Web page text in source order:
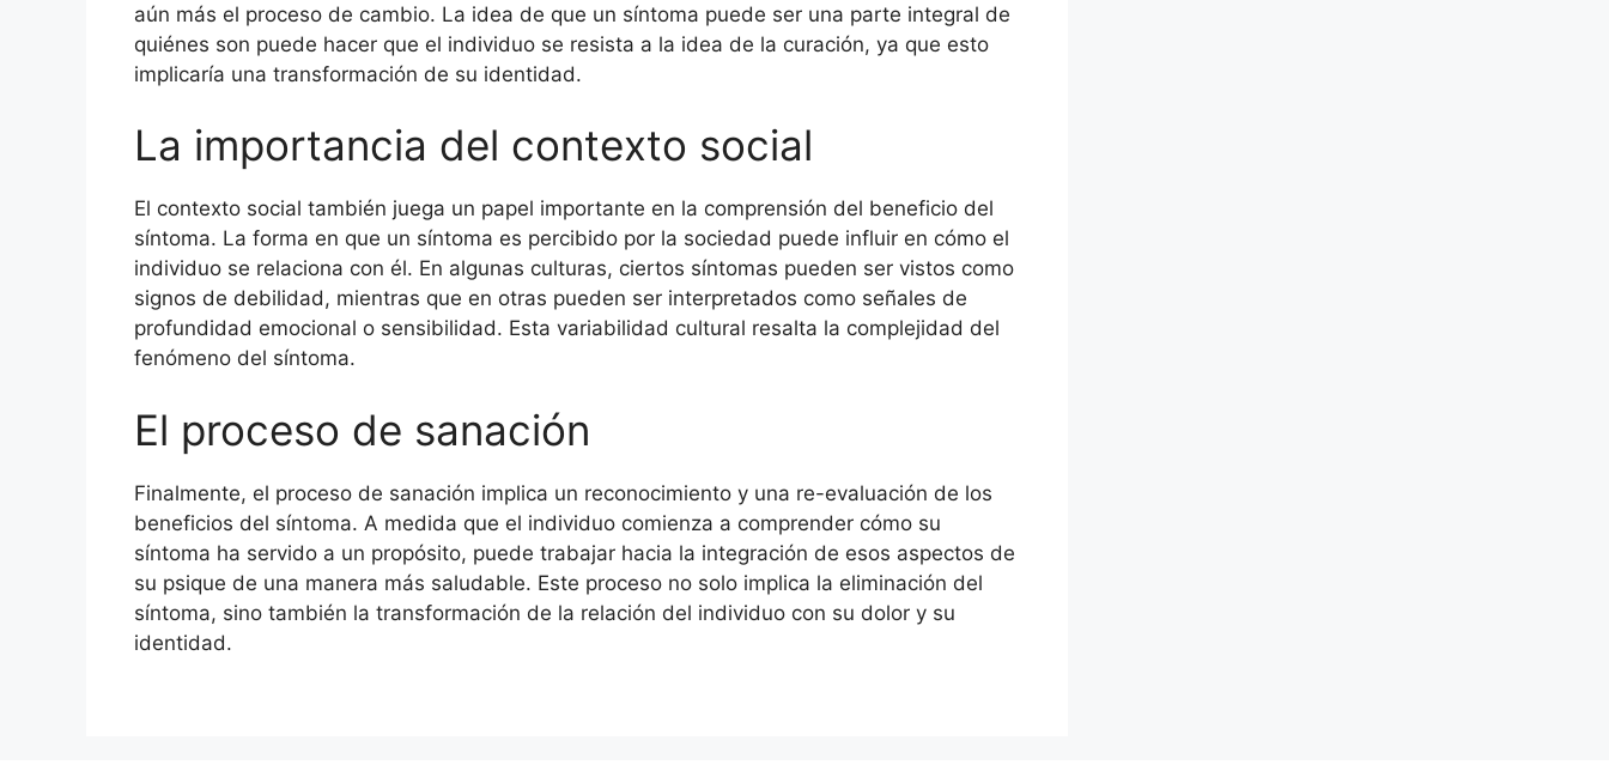
aún más el proceso de cambio. La idea de que un síntoma puede ser una parte integral de
quiénes son puede hacer que el individuo se resista a la idea de la curación, ya que esto
implicaría una transformación de su identidad.
La importancia del contexto social
El contexto social también juega un papel importante en la comprensión del beneficio del
síntoma. La forma en que un síntoma es percibido por la sociedad puede influir en cómo el
individuo se relaciona con él. En algunas culturas, ciertos síntomas pueden ser vistos como
signos de debilidad, mientras que en otras pueden ser interpretados como señales de
profundidad emocional o sensibilidad. Esta variabilidad cultural resalta la complejidad del
fenómeno del síntoma.
El proceso de sanación
Finalmente, el proceso de sanación implica un reconocimiento y una re-evaluación de los
beneficios del síntoma. A medida que el individuo comienza a comprender cómo su
síntoma ha servido a un propósito, puede trabajar hacia la integración de esos aspectos de
su psique de una manera más saludable. Este proceso no solo implica la eliminación del
síntoma, sino también la transformación de la relación del individuo con su dolor y su
identidad.